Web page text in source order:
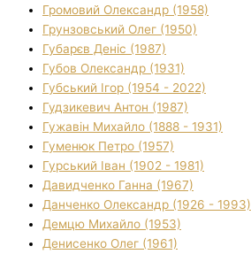
Громовий Олександр (1958)
Грунзовський Олег (1950)
Губарєв Деніс (1987)
Губов Олександр (1931)
Губський Ігор (1954 - 2022)
Гудзикевич Антон (1987)
Гужавін Михайло (1888 - 1931)
Гуменюк Петро (1957)
Гурський Іван (1902 - 1981)
Давидченко Ганна (1967)
Данченко Олександр (1926 - 1993)
Демцю Михайло (1953)
Денисенко Олег (1961)